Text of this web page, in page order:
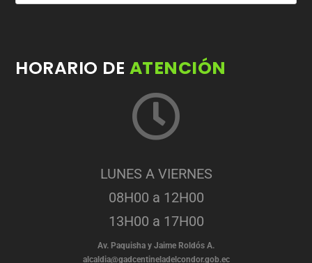
HORARIO DE ATENCIÓN
LUNES A VIERNES
08H00 a 12H00
13H00 a 17H00
Av. Paquisha y Jaime Roldós A.
alcaldia@gadcentineladelcondor.gob.ec